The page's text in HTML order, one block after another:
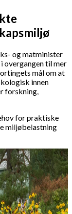
og matminister
overgangen til mer
mål om at
innen
forskning,
for praktiske
miljøbelastning